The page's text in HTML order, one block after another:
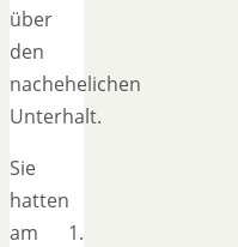
über
den
nachehelichen
Unterhalt.
Sie
hatten
am 1.